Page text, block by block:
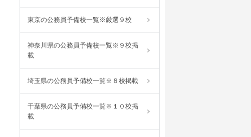
東京の公務員予備校一覧※厳選９校
神奈川県の公務員予備校一覧※９校掲
載
埼玉県の公務員予備校一覧※８校掲載
千葉県の公務員予備校一覧※１０校掲
載